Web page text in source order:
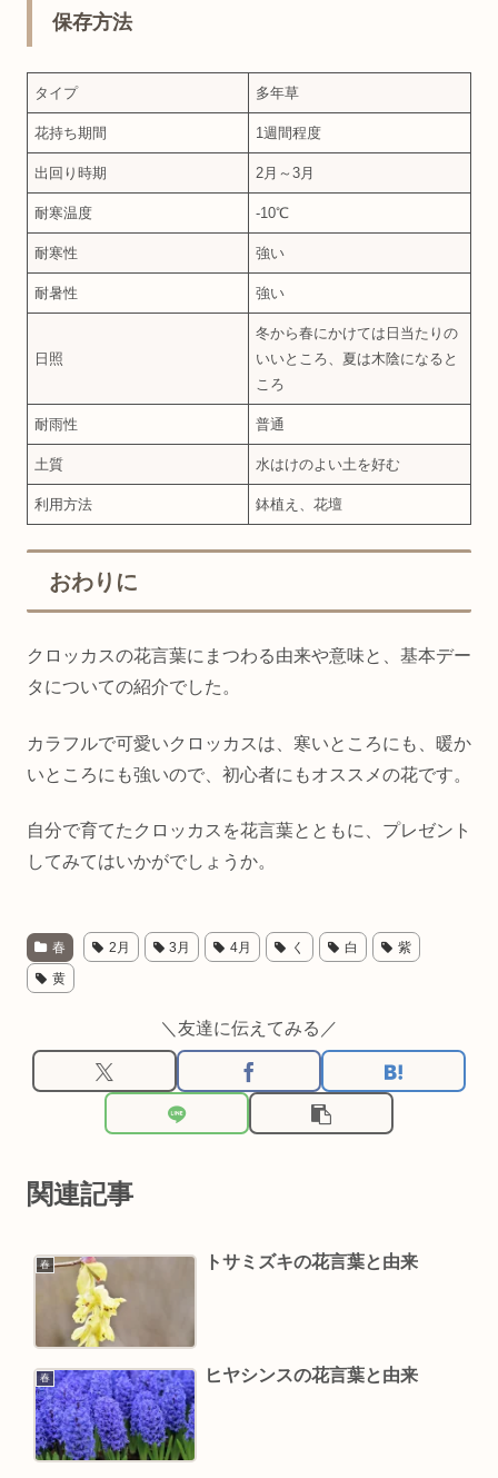
保存方法
タイプ 多年草
花持ち期間 1週間程度
出回り時期 2月～3月
耐寒温度 ‐10℃
耐寒性 強い
耐暑性 強い
日照
冬から春にかけては日当たりの
いいところ、夏は木陰になると
ころ
耐雨性 普通
土質 水はけのよい土を好む
利用方法 鉢植え、花壇
おわりに
クロッカスの花言葉にまつわる由来や意味と、基本デー
タについての紹介でした。
カラフルで可愛いクロッカスは、寒いところにも、暖か
いところにも強いので、初心者にもオススメの花です。
自分で育てたクロッカスを花言葉とともに、プレゼント
してみてはいかがでしょうか。
春 2月 3月 4月 く 白 紫
黄
＼友達に伝えてみる／
関連記事
春 トサミズキの花言葉と由来
春 ヒヤシンスの花言葉と由来